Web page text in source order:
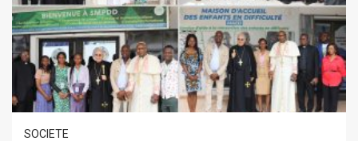
SOCIETE